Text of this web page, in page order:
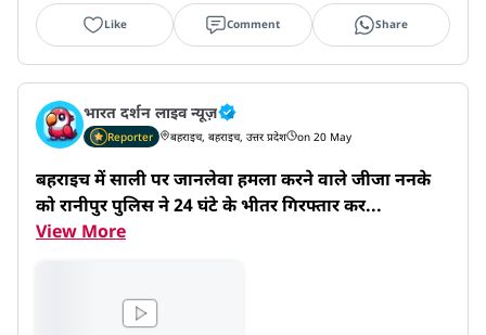
Like Comment Share
भारत दर्शन लाइव न्यूज़
Reporter बहराइच, बहराइच, उत्तर प्रदेश on 20 May
बहराइच में साली पर जानलेवा हमला करने वाले जीजा ननके
को रानीपुर पुलिस ने 24 घंटे के भीतर गिरफ्तार कर...
View More